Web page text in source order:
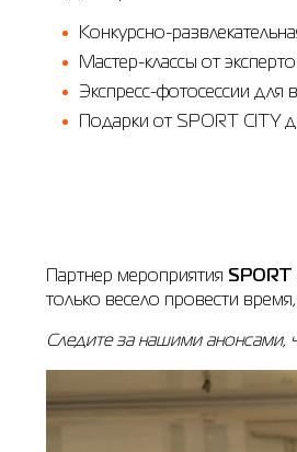
Конкурсно-
Мастер-классы от
Экспресс-фотосессии для
Подарки от SPORT CITY
Партнер мероприятия SPORT
только весело провести
Следите за нашими анонсами,